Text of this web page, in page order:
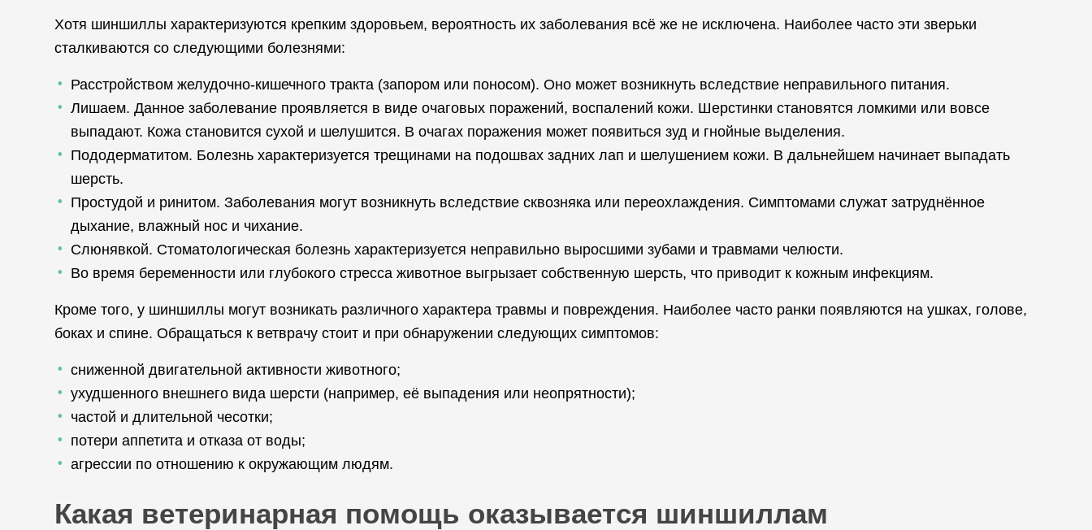
Хотя шиншиллы характеризуются крепким здоровьем, вероятность их заболевания всё же не исключена. Наиболее часто эти зверьки
сталкиваются со следующими болезнями:
Расстройством желудочно-кишечного тракта (запором или поносом). Оно может возникнуть вследствие неправильного питания.
Лишаем. Данное заболевание проявляется в виде очаговых поражений, воспалений кожи. Шерстинки становятся ломкими или вовсе
выпадают. Кожа становится сухой и шелушится. В очагах поражения может появиться зуд и гнойные выделения.
Пододерматитом. Болезнь характеризуется трещинами на подошвах задних лап и шелушением кожи. В дальнейшем начинает выпадать
шерсть.
Простудой и ринитом. Заболевания могут возникнуть вследствие сквозняка или переохлаждения. Симптомами служат затруднённое
дыхание, влажный нос и чихание.
Слюнявкой. Стоматологическая болезнь характеризуется неправильно выросшими зубами и травмами челюсти.
Во время беременности или глубокого стресса животное выгрызает собственную шерсть, что приводит к кожным инфекциям.
Кроме того, у шиншиллы могут возникать различного характера травмы и повреждения. Наиболее часто ранки появляются на ушках, голове,
боках и спине. Обращаться к ветврачу стоит и при обнаружении следующих симптомов:
сниженной двигательной активности животного;
ухудшенного внешнего вида шерсти (например, её выпадения или неопрятности);
частой и длительной чесотки;
потери аппетита и отказа от воды;
агрессии по отношению к окружающим людям.
Какая ветеринарная помощь оказывается шиншиллам